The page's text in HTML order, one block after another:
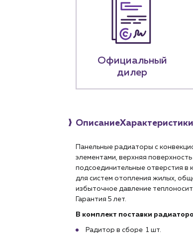
Официальный
дилер
ОписаниеХарактеристики
Панельные радиаторы с
элементами, верхняя
подсоединительные отверстия в
для систем отопления жилых,
избыточное давление
Гарантия 5 лет.
В комплект поставки
Радитор в сборе 1 шт.